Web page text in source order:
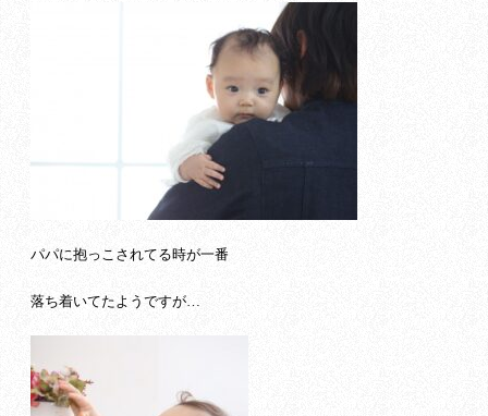
パパに抱っこされてる時が一番
落ち着いてたようですが…